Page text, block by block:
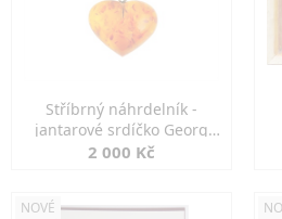
Stříbrný náhrdelník -
jantarové srdíčko Georg
Kramer
2 000 Kč
NOVÉ